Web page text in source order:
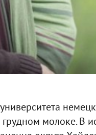
грудном молоке. В